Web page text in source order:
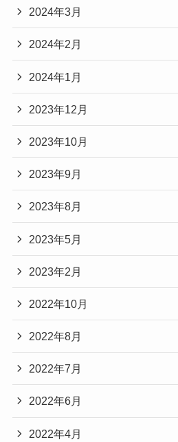
2024年3月
2024年2月
2024年1月
2023年12月
2023年10月
2023年9月
2023年8月
2023年5月
2023年2月
2022年10月
2022年8月
2022年7月
2022年6月
2022年4月